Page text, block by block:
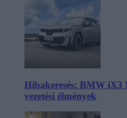
Hibakeresés: BMW iX3
vezetési élmények